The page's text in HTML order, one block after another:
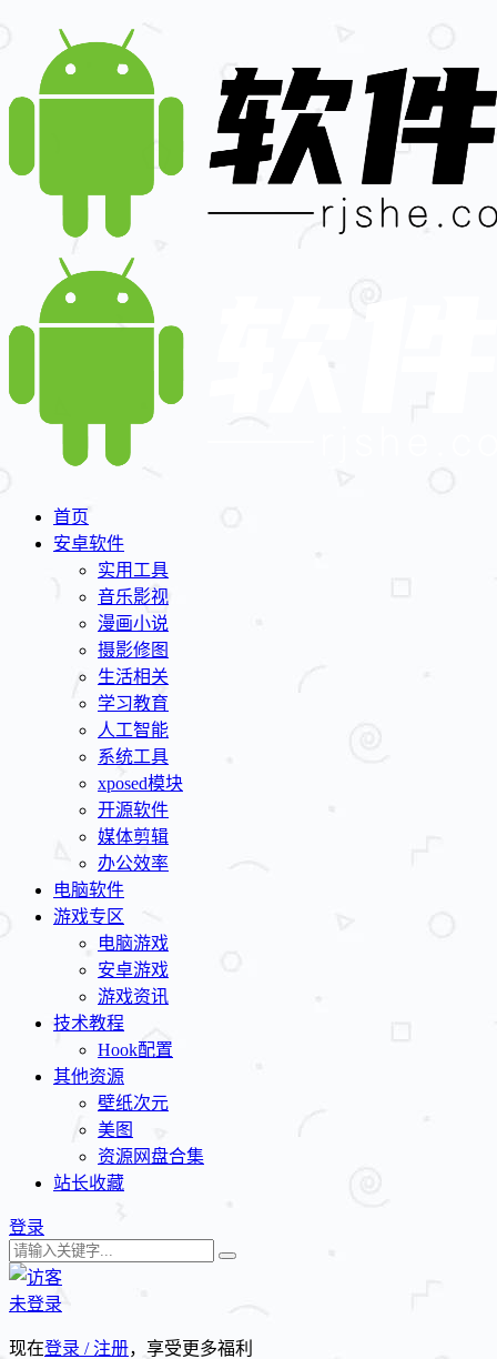
首页
安卓软件
实用工具
音乐影视
漫画小说
摄影修图
生活相关
学习教育
人工智能
系统工具
xposed模块
开源软件
媒体剪辑
办公效率
电脑软件
游戏专区
电脑游戏
安卓游戏
游戏资讯
技术教程
Hook配置
其他资源
壁纸次元
美图
资源网盘合集
站长收藏
登录
未登录
现在登录 / 注册，享受更多福利